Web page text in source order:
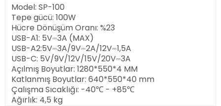
Model: SP-100
Tepe gücü: 100W
Hücre Dönüşüm Oranı: %23
USB-A1: 5V⎓3A (MAX)
USB-A2:5V⎓3A/9V⎓2A/12V⎓1,5A
USB-C: 5V/9V/12V/15V/20V⎓3A
Açılmış Boyutlar: 1280*550*4 MM
Katlanmış Boyutlar: 640*550*40 mm
Çalışma Sıcaklığı: -40℃ - +85℃
Ağırlık: 4,5 kg